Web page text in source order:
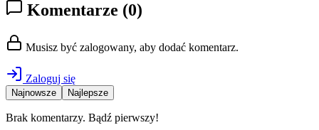
Komentarze (0)
Musisz być zalogowany, aby dodać komentarz.
Zaloguj się
Najnowsze Najlepsze
Brak komentarzy. Bądź pierwszy!